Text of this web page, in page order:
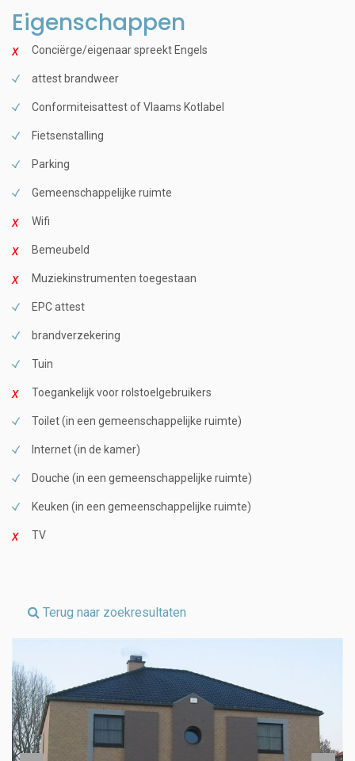
Eigenschappen
Conciërge/eigenaar spreekt Engels
attest brandweer
Conformiteisattest of Vlaams Kotlabel
Fietsenstalling
Parking
Gemeenschappelijke ruimte
Wifi
Bemeubeld
Muziekinstrumenten toegestaan
EPC attest
brandverzekering
Tuin
Toegankelijk voor rolstoelgebruikers
Toilet (in een gemeenschappelijke ruimte)
Internet (in de kamer)
Douche (in een gemeenschappelijke ruimte)
Keuken (in een gemeenschappelijke ruimte)
TV
Terug naar zoekresultaten